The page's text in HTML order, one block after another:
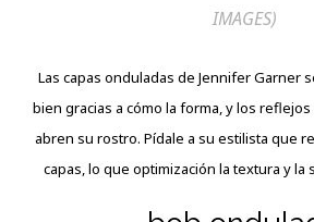
IMAGES)
Las capas onduladas de Jennifer Garner
bien gracias a cómo la forma, y los
abren su rostro. Pídale a su estilista que
capas, lo que optimización la textura y la